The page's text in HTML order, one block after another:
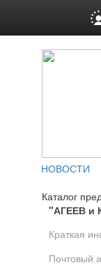
НОВОСТИ
Каталог
"АГЕЕВ и
Краткая
Почтовый